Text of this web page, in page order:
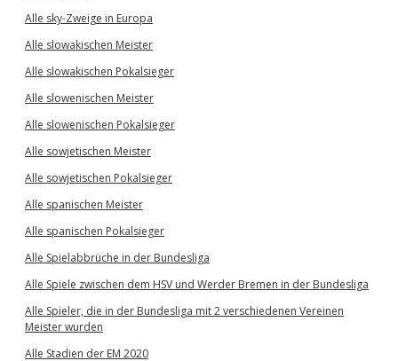
Alle sky-Zweige in Europa
Alle slowakischen Meister
Alle slowakischen Pokalsieger
Alle slowenischen Meister
Alle slowenischen Pokalsieger
Alle sowjetischen Meister
Alle sowjetischen Pokalsieger
Alle spanischen Meister
Alle spanischen Pokalsieger
Alle Spielabbrüche in der Bundesliga
Alle Spiele zwischen dem HSV und Werder Bremen in der Bundesliga
Alle Spieler, die in der Bundesliga mit 2 verschiedenen Vereinen
Meister wurden
Alle Stadien der EM 2020